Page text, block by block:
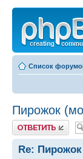
Список
Пирожок
Ответить
Re: